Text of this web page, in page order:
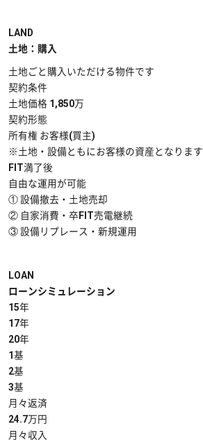
LAND
土地：購入
土地ごと購入いただける物件です
契約条件
土地価格 1,850万
契約形態
所有権 お客様(買主)
※土地・設備ともにお客様の資産となります
FIT満了後
自由な運用が可能
①設備撤去・土地売却
② 自家消費・卒FIT売電継続
③設備リプレース・新規運用
LOAN
ローンシミュレーション
15年
17年
20年
1基
2基
3基
月々返済
24.7万円
月々収入